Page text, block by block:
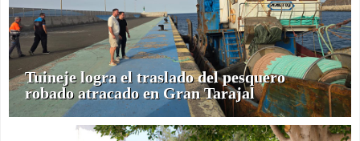
Tuineje logra el traslado del pesquero
robado atracado en Gran Tarajal